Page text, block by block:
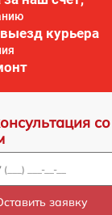
курьера
со
заявку